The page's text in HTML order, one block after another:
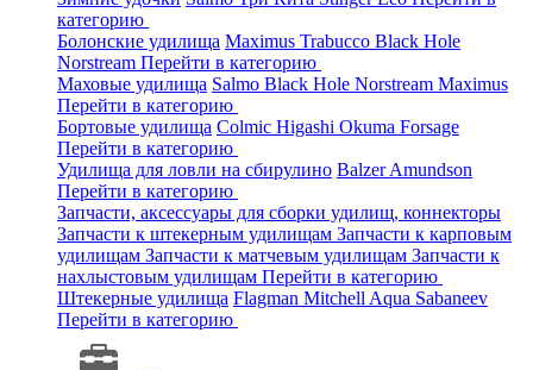
категорию
Болонские удилища Maximus Trabucco Black Hole
Norstream Перейти в категорию
Маховые удилища Salmo Black Hole Norstream Maximus
Перейти в категорию
Бортовые удилища Colmic Higashi Okuma Forsage
Перейти в категорию
Удилища для ловли на сбирулино BalzerAmundson
Перейти в категорию
Запчасти, аксессуары для сборки удилищ, коннекторы
Запчасти к штекерным удилищам Запчасти к карповым
удилищам Запчасти к матчевым удилищам Запчасти к
нахлыстовым удилищам Перейти в категорию
Штекерные удилища Flagman Mitchell Aqua Sabaneev
Перейти в категорию